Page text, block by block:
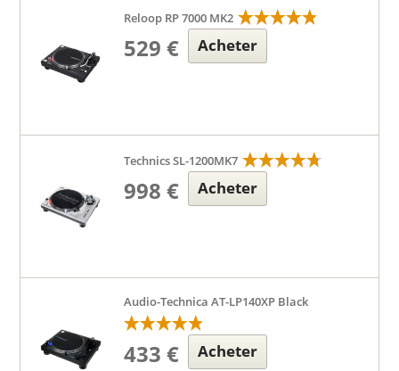
Reloop RP 7000 MK2
529 € Acheter
Technics SL-1200MK7
998 € Acheter
Audio-Technica AT-LP140XP Black
433 € Acheter